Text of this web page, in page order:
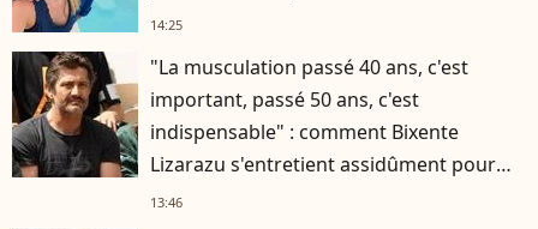
14:25
"La musculation passé 40 ans, c'est
important, passé 50 ans, c'est
indispensable" : comment Bixente
Lizarazu s'entretient assidûment pour
rester musclé à 56 ans ?
13:46